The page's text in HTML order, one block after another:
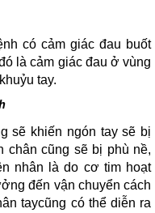
có cảm giác đau buốt
là cảm giác đau ở vùng
tay.
sẽ khiến ngón tay sẽ bị
chân cũng sẽ bị phù nề,
nhân là do cơ tim hoạt
đến vận chuyển cách
taycũng có thể diễn ra